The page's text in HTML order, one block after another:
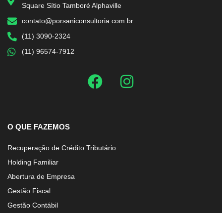
Square Sítio Tamboré Alphaville
contato@porsaniconsultoria.com.br
(11) 3090-2324
(11) 96574-7912
O QUE FAZEMOS
Recuperação de Crédito Tributário
Holding Familiar
Abertura de Empresa
Gestão Fiscal
Gestão Contábil